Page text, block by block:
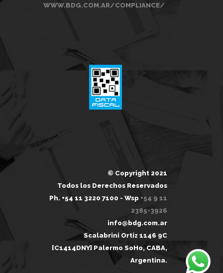
WWW.BDG.COM.AR/COMPLIANCE/
© Copyright 2021
Todos los Derechos Reservados
Ph. +54 11 3220 7100 - Wsp +54 9 11
2385-3926
info@bdg.com.ar
Scalabrini Ortiz 1146 9C
[C1414DNY] Palermo SoHo, CABA,
Argentina.